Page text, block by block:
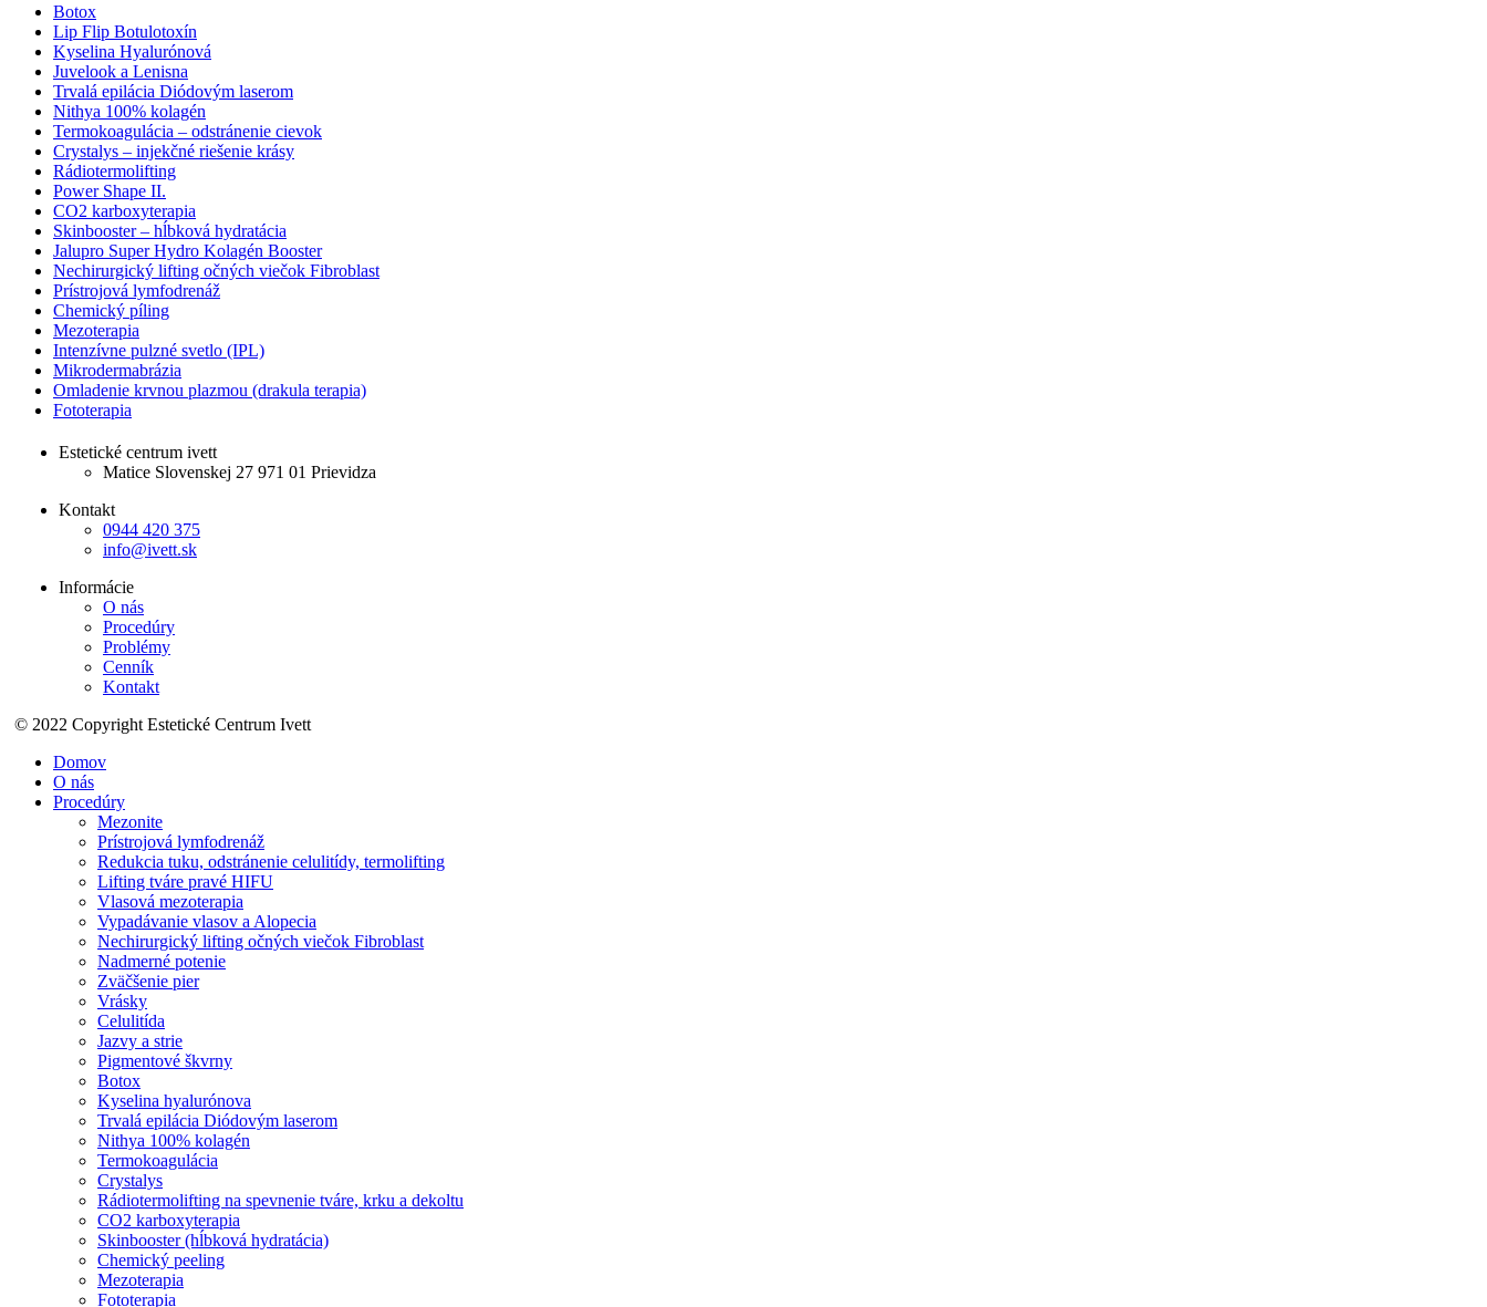
Botox
Lip Flip Botulotoxín
Kyselina Hyalurónová
Juvelook a Lenisna
Trvalá epilácia Diódovým laserom
Nithya 100% kolagén
Termokoagulácia – odstránenie cievok
Crystalys – injekčné riešenie krásy
Rádiotermolifting
Power Shape II.
CO2 karboxyterapia
Skinbooster – hĺbková hydratácia
Jalupro Super Hydro Kolagén Booster
Nechirurgický lifting očných viečok Fibroblast
Prístrojová lymfodrenáž
Chemický píling
Mezoterapia
Intenzívne pulzné svetlo (IPL)
Mikrodermabrázia
Omladenie krvnou plazmou (drakula terapia)
Fototerapia
Estetické centrum ivett
Matice Slovenskej 27 971 01 Prievidza
Kontakt
0944 420 375
info@ivett.sk
Informácie
O nás
Procedúry
Problémy
Cenník
Kontakt
© 2022 Copyright Estetické Centrum Ivett
Domov
O nás
Procedúry
Mezonite
Prístrojová lymfodrenáž
Redukcia tuku, odstránenie celulitídy, termolifting
Lifting tváre pravé HIFU
Vlasová mezoterapia
Vypadávanie vlasov a Alopecia
Nechirurgický lifting očných viečok Fibroblast
Nadmerné potenie
Zväčšenie pier
Vrásky
Celulitída
Jazvy a strie
Pigmentové škvrny
Botox
Kyselina hyalurónova
Trvalá epilácia Diódovým laserom
Nithya 100% kolagén
Termokoagulácia
Crystalys
Rádiotermolifting na spevnenie tváre, krku a dekoltu
CO2 karboxyterapia
Skinbooster (hĺbková hydratácia)
Chemický peeling
Mezoterapia
Fototerapia